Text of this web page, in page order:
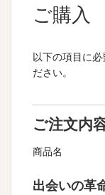
ご購入
以下の項目に
ださい。
ご注文内
商品名
出会いの